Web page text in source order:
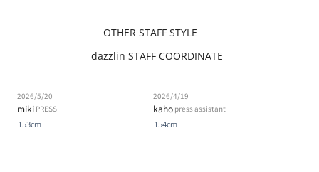
OTHER STAFF STYLE
dazzlin STAFF COORDINATE
miki PRESS
2026/5/20
153cm
kaho press assistant
2026/4/19
154cm